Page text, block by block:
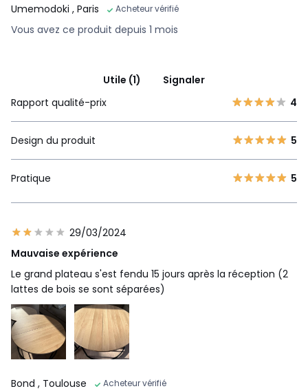
Umemodoki , Paris Acheteur vérifié
Vous avez ce produit depuis 1 mois
Utile (1)
Signaler
Rapport qualité-prix
4
Design du produit 5
Pratique 5
29/03/2024
Mauvaise expérience
Le grand plateau s'est fendu 15 jours après la réception (2
lattes de bois se sont séparées)
Bond , Toulouse Acheteur vérifié